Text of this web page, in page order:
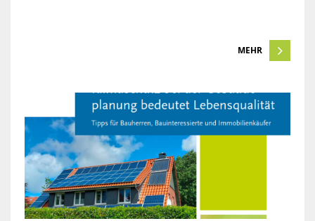
MEHR